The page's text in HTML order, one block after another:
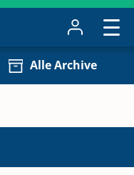
Alle Archive